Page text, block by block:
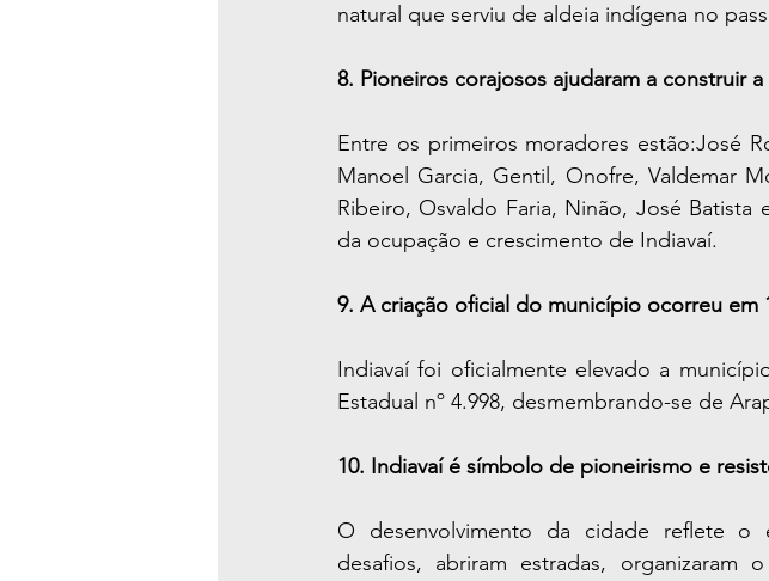
natural que serviu de aldeia indígena no
8. Pioneiros corajosos ajudaram a construir
Entre os primeiros moradores estão:José
Manoel Garcia, Gentil, Onofre, Valdemar
Ribeiro, Osvaldo Faria, Ninão, José Batista
da ocupação e crescimento de Indiavaí.
9. A criação oficial do município ocorreu em
Indiavaí foi oficialmente elevado a
Estadual nº 4.998, desmembrando-se de
10. Indiavaí é símbolo de pioneirismo e
O desenvolvimento da cidade reflete o
desafios, abriram estradas,